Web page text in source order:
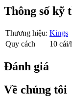
Thông số kỹ
Thương hiệu: Kings
Quy cách
10 cái/
Đánh giá
Về chúng tôi